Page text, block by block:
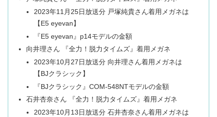
2023年11月25日放送分 戸塚純貴さん着用メガネは
【E5 eyevan】
『E5 eyevan』p14モデルの金額
向井理さん 『全力！脱力タイムズ』着用メガネ
2023年10月27日放送分 向井理さん着用メガネは
【BJクラシック】
『BJクラシック』COM-548NTモデルの金額
石井杏奈さん 『全力！脱力タイムズ』着用メガネ
2023年10月13日放送分 石井杏奈さん着用メガネは